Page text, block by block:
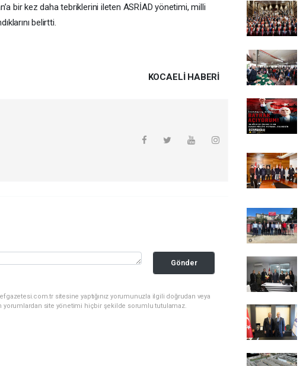
bir kez daha tebriklerini ileten ASRİAD yönetimi, milli
belirtti.
KOCAELI HABERİ
Gönder
sitesine yaptığınız yorumunuzla ilgili doğrudan veya
yorumlardan site yönetimi hiçbir şekilde sorumlu tutulamaz.